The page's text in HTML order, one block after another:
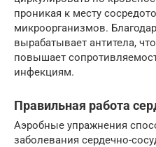
проникая к месту
микроорганизмов.
вырабатывает антитела,
повышает
инфекциям.
Правильная работа
Аэробные упражнения
заболевания сердечно-